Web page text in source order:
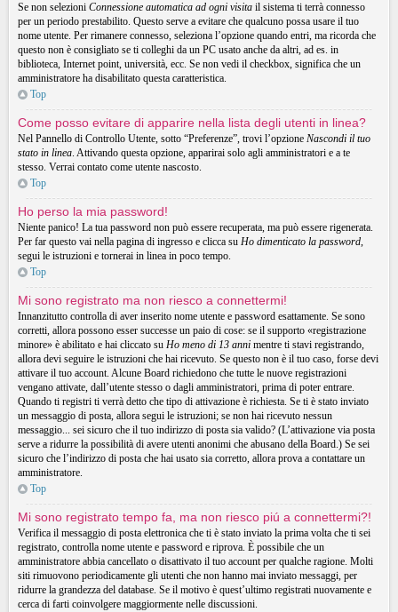
Se non selezioni Connessione automatica ad ogni visita il sistema ti terrà connesso
per un periodo prestabilito. Questo serve a evitare che qualcuno possa usare il tuo
nome utente. Per rimanere connesso, seleziona l’opzione quando entri, ma ricorda che
questo non è consigliato se ti colleghi da un PC usato anche da altri, ad es. in
biblioteca, Internet point, università, ecc. Se non vedi il checkbox, significa che un
amministratore ha disabilitato questa caratteristica.
Top
Come posso evitare di apparire nella lista degli utenti in linea?
Nel Pannello di Controllo Utente, sotto “Preferenze”, trovi l’opzione Nascondi il tuo
stato in linea. Attivando questa opzione, apparirai solo agli amministratori e a te
stesso. Verrai contato come utente nascosto.
Top
Ho perso la mia password!
Niente panico! La tua password non può essere recuperata, ma può essere rigenerata.
Per far questo vai nella pagina di ingresso e clicca su Ho dimenticato la password,
segui le istruzioni e tornerai in linea in poco tempo.
Top
Mi sono registrato ma non riesco a connettermi!
Innanzitutto controlla di aver inserito nome utente e password esattamente. Se sono
corretti, allora possono esser successe un paio di cose: se il supporto «registrazione
minore» è abilitato e hai cliccato su Ho meno di 13 anni mentre ti stavi registrando,
allora devi seguire le istruzioni che hai ricevuto. Se questo non è il tuo caso, forse devi
attivare il tuo account. Alcune Board richiedono che tutte le nuove registrazioni
vengano attivate, dall’utente stesso o dagli amministratori, prima di poter entrare.
Quando ti registri ti verrà detto che tipo di attivazione è richiesta. Se ti è stato inviato
un messaggio di posta, allora segui le istruzioni; se non hai ricevuto nessun
messaggio... sei sicuro che il tuo indirizzo di posta sia valido? (L’attivazione via posta
serve a ridurre la possibilità di avere utenti anonimi che abusano della Board.) Se sei
sicuro che l’indirizzo di posta che hai usato sia corretto, allora prova a contattare un
amministratore.
Top
Mi sono registrato tempo fa, ma non riesco piú a connettermi?!
Verifica il messaggio di posta elettronica che ti è stato inviato la prima volta che ti sei
registrato, controlla nome utente e password e riprova. È possibile che un
amministratore abbia cancellato o disattivato il tuo account per qualche ragione. Molti
siti rimuovono periodicamente gli utenti che non hanno mai inviato messaggi, per
ridurre la grandezza del database. Se il motivo è quest’ultimo registrati nuovamente e
cerca di farti coinvolgere maggiormente nelle discussioni.